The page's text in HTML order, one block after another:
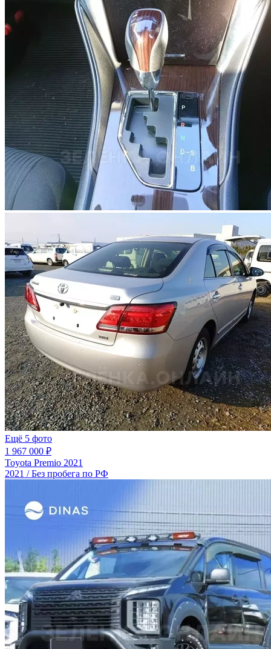
Ещё 5 фото
1 967 000 ₽
Toyota Premio 2021
2021 / Без пробега по РФ